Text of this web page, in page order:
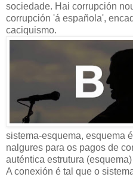
sociedade. Hai corrupción
corrupción 'á española',
caciquismo.
sistema-esquema, esquema
nalgures para os pagos de
auténtica estrutura
A conexión é tal que o